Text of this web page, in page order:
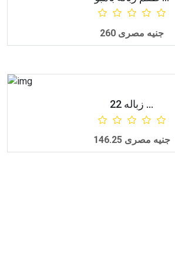
أضف للطلبية
260 جنيه مصرى
أضف للطلبية
زباله 22 ...
146.25 جنيه مصرى